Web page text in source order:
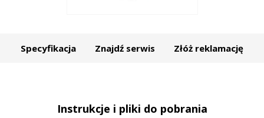
Specyfikacja Znajdź serwis Złóż reklamację
Instrukcje i pliki do pobrania